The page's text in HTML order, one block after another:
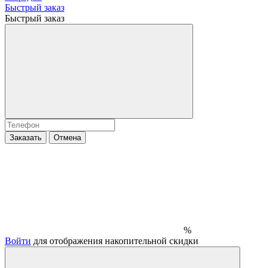
Быстрый заказ
Быстрый заказ
Заказать Отмена
%
Войти для отображения накопительной скидки